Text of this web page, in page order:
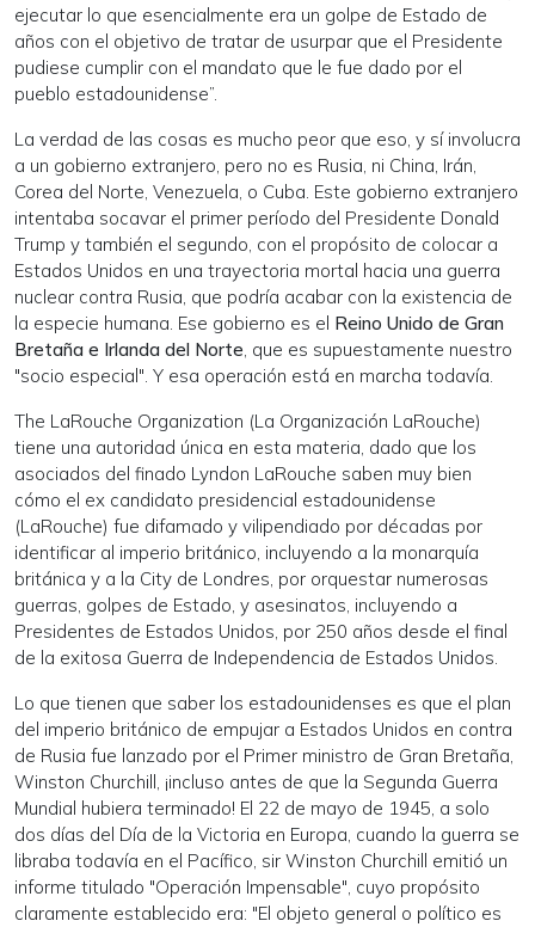
ejecutar lo que esencialmente era un golpe de Estado de
años con el objetivo de tratar de usurpar que el Presidente
pudiese cumplir con el mandato que le fue dado por el
pueblo estadounidense”.
La verdad de las cosas es mucho peor que eso, y sí involucra
a un gobierno extranjero, pero no es Rusia, ni China, Irán,
Corea del Norte, Venezuela, o Cuba. Este gobierno extranjero
intentaba socavar el primer período del Presidente Donald
Trump y también el segundo, con el propósito de colocar a
Estados Unidos en una trayectoria mortal hacia una guerra
nuclear contra Rusia, que podría acabar con la existencia de
la especie humana. Ese gobierno es el Reino Unido de Gran
Bretaña e Irlanda del Norte, que es supuestamente nuestro
"socio especial". Y esa operación está en marcha todavía.
The LaRouche Organization (La Organización LaRouche)
tiene una autoridad única en esta materia, dado que los
asociados del finado Lyndon LaRouche saben muy bien
cómo el ex candidato presidencial estadounidense
(LaRouche) fue difamado y vilipendiado por décadas por
identificar al imperio británico, incluyendo a la monarquía
británica y a la City de Londres, por orquestar numerosas
guerras, golpes de Estado, y asesinatos, incluyendo a
Presidentes de Estados Unidos, por 250 años desde el final
de la exitosa Guerra de Independencia de Estados Unidos.
Lo que tienen que saber los estadounidenses es que el plan
del imperio británico de empujar a Estados Unidos en contra
de Rusia fue lanzado por el Primer ministro de Gran Bretaña,
Winston Churchill, ¡incluso antes de que la Segunda Guerra
Mundial hubiera terminado! El 22 de mayo de 1945, a solo
dos días del Día de la Victoria en Europa, cuando la guerra se
libraba todavía en el Pacífico, sir Winston Churchill emitió un
informe titulado "Operación Impensable", cuyo propósito
claramente establecido era: "El objeto general o político es